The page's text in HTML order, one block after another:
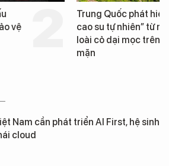
Loạt dự án bất động
Đà Nẵng sắp bị kiểm
Nam cần phát triển AI First, hệ sinh
cloud